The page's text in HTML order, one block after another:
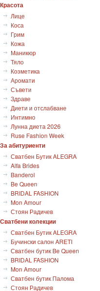
Красота
Лице
Коса
Грим
Кожа
Маникюр
Тяло
Козметика
Аромати
Съвети
Здраве
Диети и отслабване
Интимно
Лунна диета 2026
Ruse Fashion Week
За абитуриенти
Сватбен Бутик ALEGRA
Alfa Brides
Banderol
Be Queen
BRIDAL FASHION
Mon Amour
Стоян Радичев
Сватбени колекции
Сватбен Бутик ALEGRA
Бучински салон ARETI
Сватбен бутик Be Queen
BRIDAL FASHION
Mon Amour
Сватбен бутик Палома
Стоян Радичев